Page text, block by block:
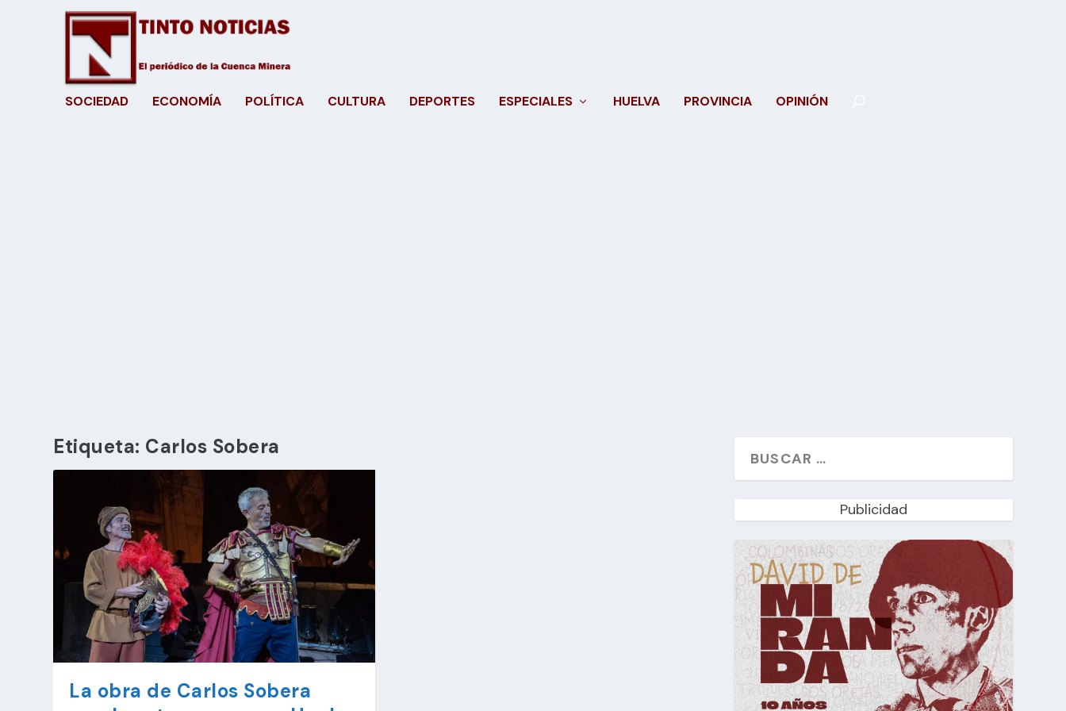
SOCIEDAD ECONOMÍA POLÍTICA CULTURA DEPORTES ESPECIALES HUELVA PROVINCIA OPINIÓN
Etiqueta: Carlos Sobera
La obra de Carlos Sobera
Publicidad